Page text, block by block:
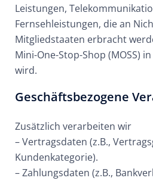
Leistungen,
Fernsehleistungen, die an
Mitgliedstaaten erbracht
Mini-One-Stop-Shop (MOSS)
wird.
Geschäftsbezogene
Zusätzlich verarbeiten wir
– Vertragsdaten (z.B.,
Kundenkategorie).
– Zahlungsdaten (z.B.,